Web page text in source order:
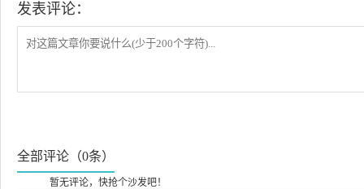
发表评论：
全部评论（0条）
暂无评论，快抢个沙发吧！